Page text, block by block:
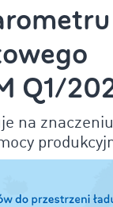
Q1/
na